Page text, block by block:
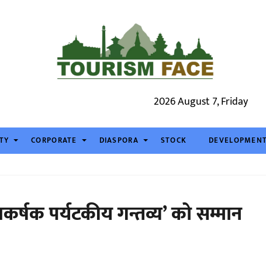
2026 August 7, Friday
CORPORATE DIASPORA STOCK DEVELOPMENT
पर्यटकीय गन्तव्य’ को सम्मान